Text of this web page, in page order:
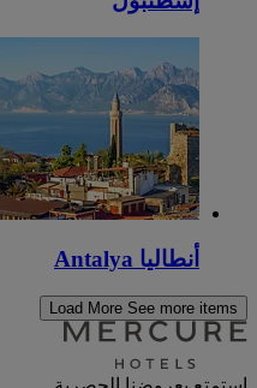
أنطاليا Antalya
Load More See more items